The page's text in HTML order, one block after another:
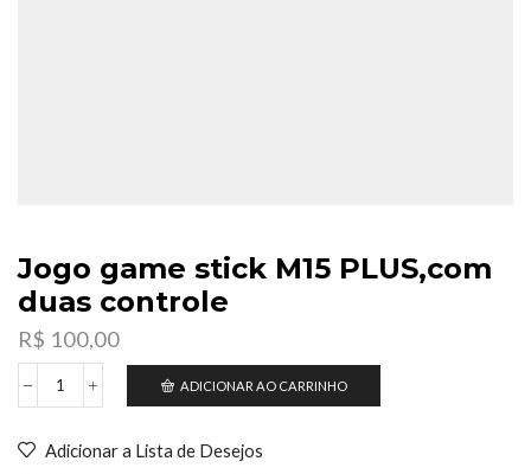
Jogo game stick M15 PLUS,com
duas controle
R$ 100,00
Jogo
M15
ADICIONAR AO CARRINHO
Adicionar a Lista de Desejos